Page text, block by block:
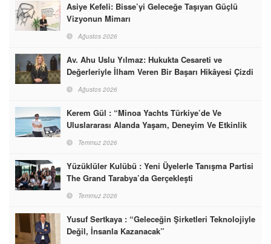
Asiye Kefeli: Bisse’yi Geleceğe Taşıyan Güçlü
Vizyonun Mimarı
Ağustos 2026
Av. Ahu Uslu Yılmaz: Hukukta Cesareti ve
Değerleriyle İlham Veren Bir Başarı Hikâyesi Çizdi
Ağustos 2026
Kerem Gül : “Minoa Yachts Türkiye’de Ve
Uluslararası Alanda Yaşam, Deneyim Ve Etkinlik
Markası Olacak”
Temmuz 2026
Yüzüklüler Kulübü : Yeni Üyelerle Tanışma Partisi
The Grand Tarabya’da Gerçekleşti
Temmuz 2026
Yusuf Sertkaya : “Geleceğin Şirketleri Teknolojiyle
Değil, İnsanla Kazanacak”